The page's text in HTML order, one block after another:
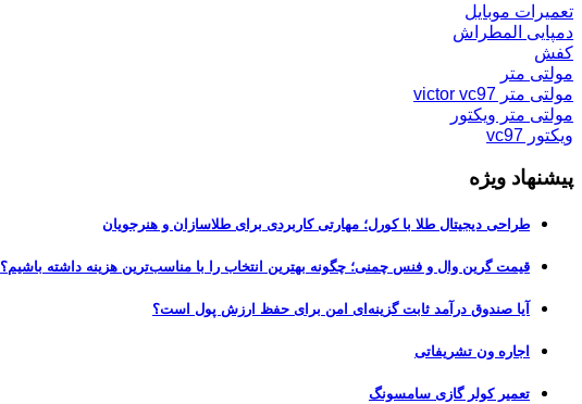
تعمیرات موبایل
دمپایی المطراش
کفش
مولتی متر
مولتی متر victor vc97
مولتی متر ویکتور
ویکتور vc97
پیشنهاد ویژه
طراحی دیجیتال طلا با کورل؛ مهارتی کاربردی برای طلاسازان و هنرجویان
قیمت گرین وال و فنس چمنی؛ چگونه بهترین انتخاب را با مناسب‌ترین هزینه داشته باشیم؟
آیا صندوق درآمد ثابت گزینه‌ای امن برای حفظ ارزش پول است؟
اجاره ون تشریفاتی
تعمیر کولر گازی سامسونگ